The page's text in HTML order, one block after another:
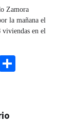
Zamora
la mañana el
viviendas en el
Email